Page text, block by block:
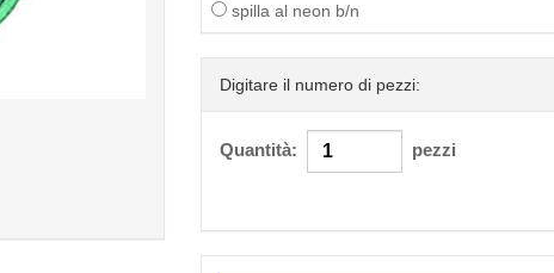
spilla al neon b/n
Digitare il numero di pezzi:
Quantità: pezzi